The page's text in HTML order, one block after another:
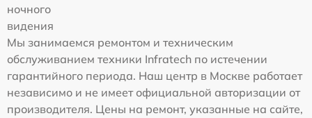
ночного
видения
Мы занимаемся ремонтом и техническим
обслуживанием техники Infratech по истечении
гарантийного периода. Наш центр в Москве работает
независимо и не имеет официальной авторизации от
производителя. Цены на ремонт, указанные на сайте,